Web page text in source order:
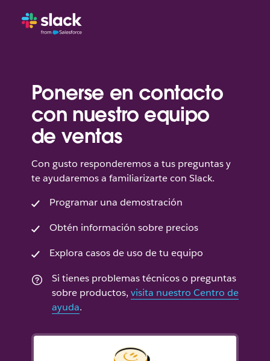
Ponerse en contacto
con nuestro equipo
de ventas
Con gusto responderemos a tus preguntas y
te ayudaremos a familiarizarte con Slack.
Programar una demostración
Obtén información sobre precios
Explora casos de uso de tu equipo
Si tienes problemas técnicos o preguntas
sobre productos, visita nuestro Centro de
ayuda.